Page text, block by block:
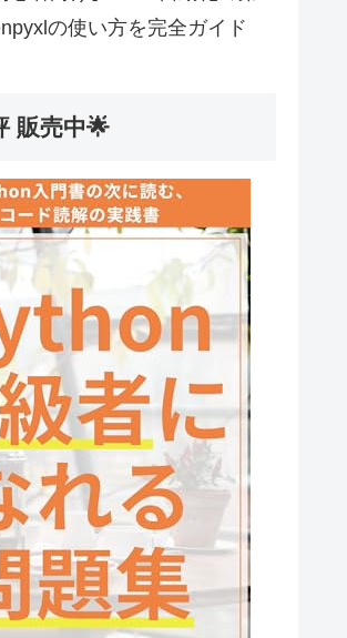
の使い方を完全ガイド
販売中🌟